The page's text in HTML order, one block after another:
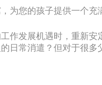
为您的孩子提供一个充
作发展机遇时，重新
日常消遣？但对于很